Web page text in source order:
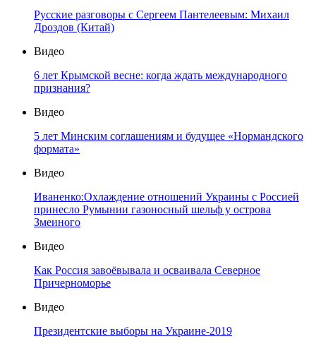
Русские разговоры с Сергеем Пантелеевым: Михаил
Дроздов (Китай)
Видео
6 лет Крымской весне: когда ждать международного
признания?
Видео
5 лет Минским соглашениям и будущее «Нормандского
формата»
Видео
Иваненко:Охлаждение отношений Украины с Россией
принесло Румынии газоносный шельф у острова
Змеиного
Видео
Как Россия завоёвывала и осваивала Северное
Причерноморье
Видео
Президентские выборы на Украине-2019